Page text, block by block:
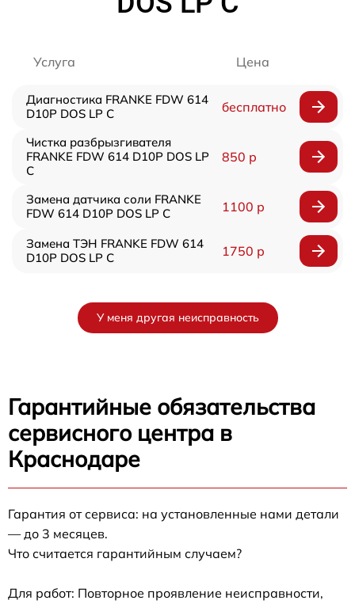
Услуга Цена
Диагностика FRANKE FDW 614
D10P DOS LP C
бесплатно
Чистка разбрызгивателя
FRANKE FDW 614 D10P DOS LP
C
850 р
Замена датчика соли FRANKE
FDW 614 D10P DOS LP C
1100 р
Замена ТЭН FRANKE FDW 614
D10P DOS LP C
1750 р
У меня другая неисправность
Гарантийные обязательства
сервисного центра в
Краснодаре
Гарантия от сервиса: на установленные нами детали
— до 3 месяцев.
Что считается гарантийным случаем?
Для работ: Повторное проявление неисправности,